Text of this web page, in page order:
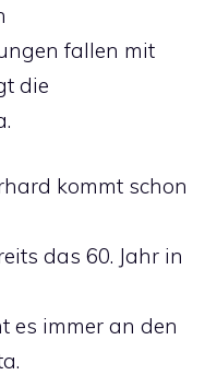
fallen mit
die
kommt schon
das 60. Jahr in
es immer an den